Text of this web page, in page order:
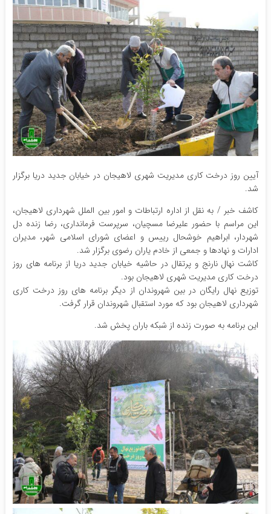
آیین روز درخت کاری مدیریت شهری لاهیجان در خیابان جدید دریا برگزار
شد.
کاشف خبر / به نقل از اداره ارتباطات و امور بین الملل شهرداری لاهیجان،
این مراسم با حضور علیرضا مسچیان، سرپرست فرمانداری، رضا زنده دل
شهردار، ابراهیم خوشحال رییس و اعضای شورای اسلامی شهر، مدیران
ادارات و نهادها و جمعی از خادم یاران رضوی برگزار شد.
کاشت نهال نارنج و پرتقال در حاشیه خیابان جدید دریا از برنامه های روز
درخت کاری مدیریت شهری لاهیجان بود.
توزیع نهال رایگان در بین شهروندان از دیگر برنامه های روز درخت کاری
شهرداری لاهیجان بود که مورد استقبال شهروندان قرار گرفت.
این برنامه به صورت زنده از شبکه باران پخش شد.